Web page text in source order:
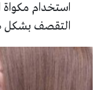
استخدام
التقصف بشكل